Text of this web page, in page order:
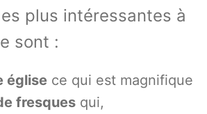
plus intéressantes à
sont :
église ce qui est magnifique
fresques qui,